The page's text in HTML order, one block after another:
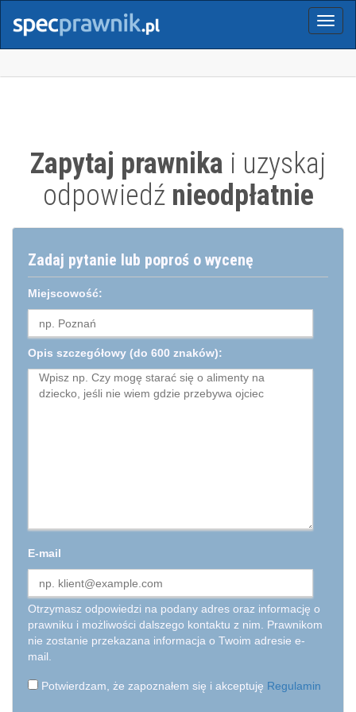
Menu
Zapytaj prawnika i uzyskaj
odpowiedźnieodpłatnie
Zadaj pytanie lub poproś o wycenę
Miejscowość:
Opis szczegółowy (do 600 znaków):
E-mail
Otrzymasz odpowiedzi na podany adres oraz informację o
prawniku i możliwości dalszego kontaktu z nim. Prawnikom
nie zostanie przekazana informacja o Twoim adresie e-
mail.
Potwierdzam, że zapoznałem się i akceptuję Regulamin